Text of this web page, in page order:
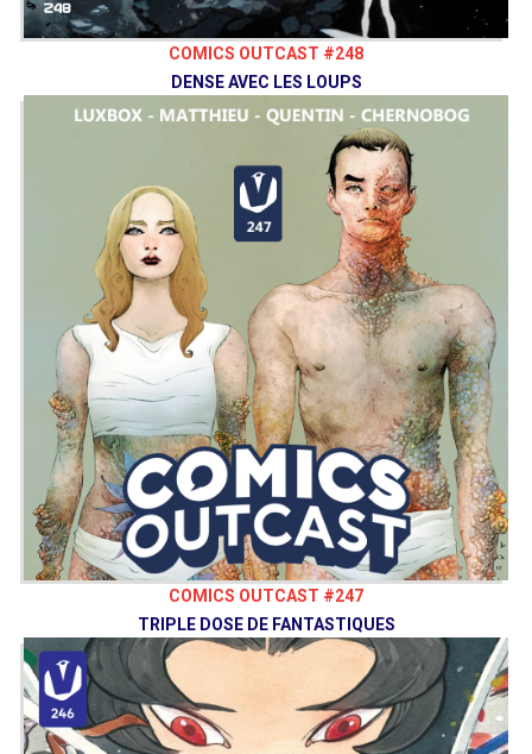
COMICS OUTCAST #248
DENSE AVEC LES LOUPS
COMICS OUTCAST #247
TRIPLE DOSE DE FANTASTIQUES